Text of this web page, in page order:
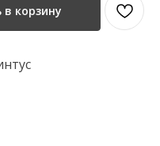
корзину